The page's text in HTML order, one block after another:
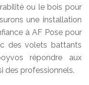
ou le bois pour
une installation
à AF Pose pour
des volets battants
répondre aux
des professionnels.